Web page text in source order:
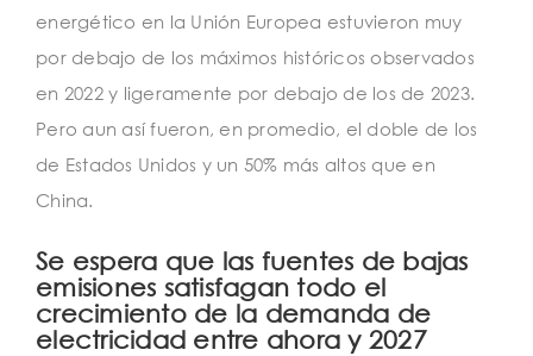
energético en la Unión Europea estuvieron muy
por debajo de los máximos históricos observados
en 2022 y ligeramente por debajo de los de 2023.
Pero aun así fueron, en promedio, el doble de los
de Estados Unidos y un 50% más altos que en
China.
Se espera que las fuentes de bajas
emisiones satisfagan todo el
crecimiento de la demanda de
electricidad entre ahora y 2027